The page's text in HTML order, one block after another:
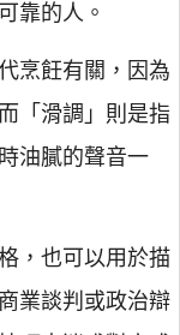
靠的人。
烹飪有關，因為
「滑調」則是指
油膩的聲音一
，也可以用於描
業談判或政治辯